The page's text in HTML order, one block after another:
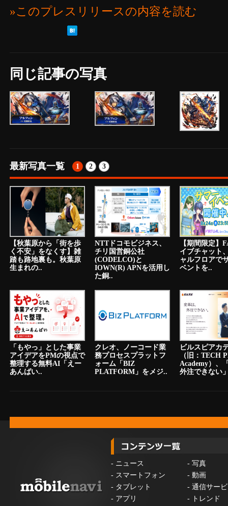
»このプレスリリースの内容を読む
同じ記事の写真
最新写真一覧 1 2 3
【秋葉原から「街を歩
く不安」をなくす】雑
踏も路地裏も。秋葉原
生まれの..
NTTドコモビジネス、
チリ国営銅公社
(CODELCO)と
IOWN(R) APNを活用し
た銅..
【期間限定】
イブチャット
ャルフロアで
ベントを..
「もやっ」とした事業
アイデアをPMの視点で
整理する無料AI「えー
あんばい..
クレオ、ノーコード業
務プロセスプラットフ
ォーム「BIZ
PLATFORM」をメジ..
ビルスピアカ
（旧：TECH
Academy）、
外注できない
- ニュース - 写真
- スマートフォン - 動画
- タブレット - 通信サー
- アプリ -
トレンド